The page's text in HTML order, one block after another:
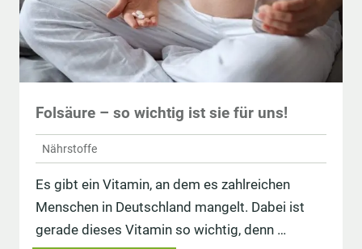
Folsäure – so wichtig ist sie für uns!
Nährstoffe
Es gibt ein Vitamin, an dem es zahlreichen
Menschen in Deutschland mangelt. Dabei ist
gerade dieses Vitamin so wichtig, denn …